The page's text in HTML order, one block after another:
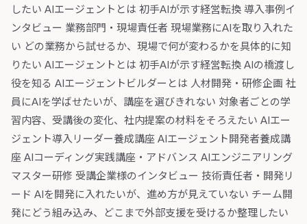
したい AIエージェントとは 初手AIが示す経営転換 導入事例イ
ンタビュー 業務部門・現場責任者 現場業務にAIを取り入れた
い どの業務から試せるか、現場で何が変わるかを具体的に知
りたい AIエージェントとは 初手AIが示す経営転換 AIの橋渡し
役を知る AIエージェントビルダーとは 人材開発・研修企画 社
員にAIを学ばせたいが、講座を選びきれない 対象者ごとの学
習内容、受講後の変化、社内提案の材料をそろえたい AIエー
ジェント導入リーダー養成講座 AIエージェント開発者養成講
座 AIコーディング実践講座・アドバンス AIエンジニアリング
マスター研修 受講企業様のインタビュー 技術責任者・開発リ
ード AIを開発に入れたいが、進め方が見えていない チーム開
発にどう組み込み、どこまで外部支援を受けるか整理したい